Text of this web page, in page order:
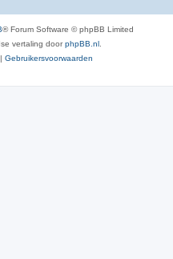
® Forum Software © phpBB Limited
vertaling doorphpBB.nl
| Gebruikersvoorwaarden